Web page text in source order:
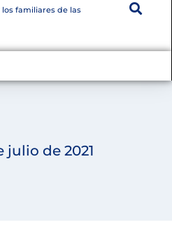
los familiares de las
julio de 2021